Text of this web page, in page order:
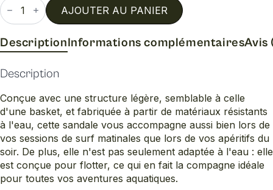
de
Ulele
AJOUTER AU PANIER
DescriptionInformations complémentairesAvis
Description
Conçue avec une structure légère, semblable à celle
d'une basket, et fabriquée à partir de matériaux résistants
à l'eau, cette sandale vous accompagne aussi bien lors de
vos sessions de surf matinales que lors de vos apéritifs du
soir. De plus, elle n'est pas seulement adaptée à l'eau : elle
est conçue pour flotter, ce qui en fait la compagne idéale
pour toutes vos aventures aquatiques.